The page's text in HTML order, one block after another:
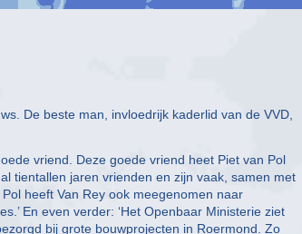
De beste man, invloedrijk kaderlid van de VVD,
vriend. Deze goede vriend heet Piet van Pol
tientallen jaren vrienden en zijn vaak, samen met
heeft Van Rey ook meegenomen naar
En even verder: ‘Het Openbaar Ministerie ziet
bij grote bouwprojecten in Roermond. Zo